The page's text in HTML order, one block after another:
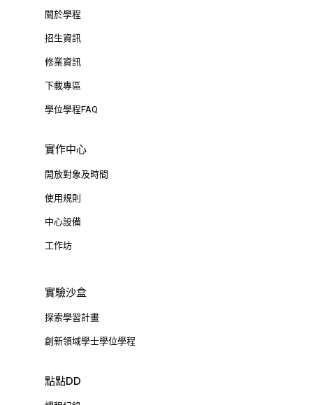
關於學程
招生資訊
修業資訊
下載專區
學位學程FAQ
實作中心
開放對象及時間
使用規則
中心設備
工作坊
實驗沙盒
探索學習計畫
創新領域學士學位學程
點點DD